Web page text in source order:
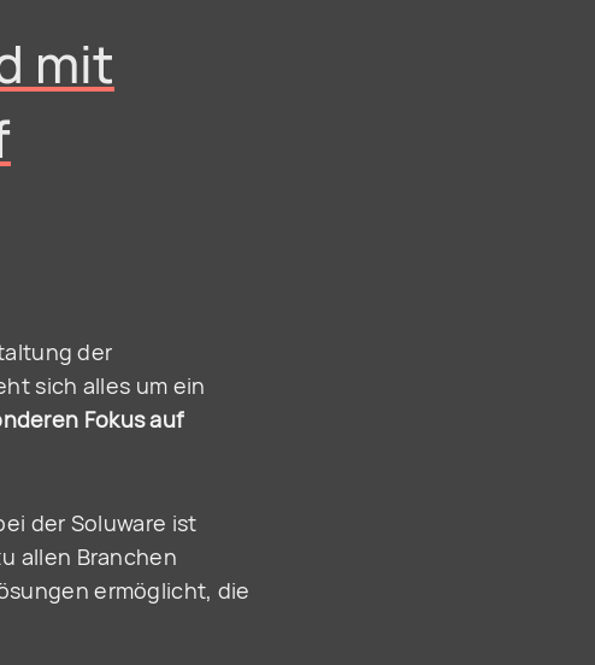
mit
der
sich alles um ein
Fokus auf
der Soluware ist
allen Branchen
ermöglicht, die